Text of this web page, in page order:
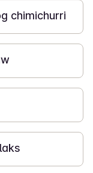
chimichurri